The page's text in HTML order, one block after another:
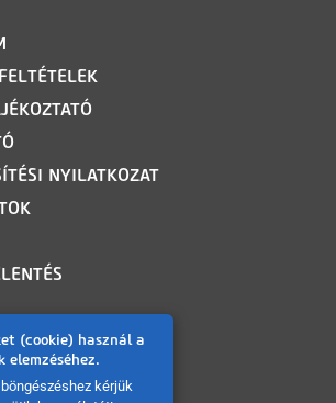
(cookie) használ a
elemzéséhez.
kérjük
NYILATKOZAT